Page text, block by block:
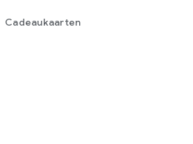
Cadeaukaarten